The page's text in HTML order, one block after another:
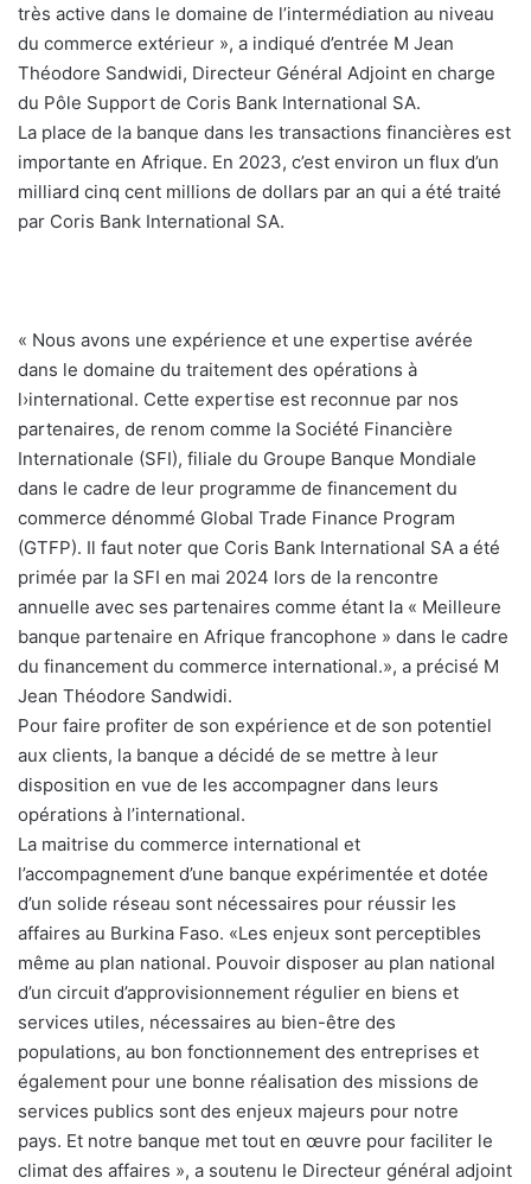
très active dans le domaine de l’intermédiation au niveau
du commerce extérieur », a indiqué d’entrée M Jean
Théodore Sandwidi, Directeur Général Adjoint en charge
du Pôle Support de Coris Bank International SA.
La place de la banque dans les transactions financières est
importante en Afrique. En 2023, c’est environ un flux d’un
milliard cinq cent millions de dollars par an qui a été traité
par Coris Bank International SA.
« Nous avons une expérience et une expertise avérée
dans le domaine du traitement des opérations à
l›international. Cette expertise est reconnue par nos
partenaires, de renom comme la Société Financière
Internationale (SFI), filiale du Groupe Banque Mondiale
dans le cadre de leur programme de financement du
commerce dénommé Global Trade Finance Program
(GTFP). Il faut noter que Coris Bank International SA a été
primée par la SFI en mai 2024 lors de la rencontre
annuelle avec ses partenaires comme étant la « Meilleure
banque partenaire en Afrique francophone » dans le cadre
du financement du commerce international.», a précisé M
Jean Théodore Sandwidi.
Pour faire profiter de son expérience et de son potentiel
aux clients, la banque a décidé de se mettre à leur
disposition en vue de les accompagner dans leurs
opérations à l’international.
La maitrise du commerce international et
l’accompagnement d’une banque expérimentée et dotée
d’un solide réseau sont nécessaires pour réussir les
affaires au Burkina Faso. «Les enjeux sont perceptibles
même au plan national. Pouvoir disposer au plan national
d’un circuit d’approvisionnement régulier en biens et
services utiles, nécessaires au bien-être des
populations, au bon fonctionnement des entreprises et
également pour une bonne réalisation des missions de
services publics sont des enjeux majeurs pour notre
pays. Et notre banque met tout en œuvre pour faciliter le
climat des affaires », a soutenu le Directeur général adjoint